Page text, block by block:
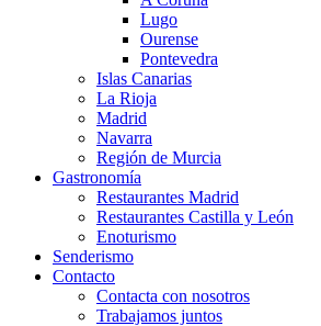
Lugo
Ourense
Pontevedra
Islas Canarias
La Rioja
Madrid
Navarra
Región de Murcia
Gastronomía
Restaurantes Madrid
Restaurantes Castilla y León
Enoturismo
Senderismo
Contacto
Contacta con nosotros
Trabajamos juntos